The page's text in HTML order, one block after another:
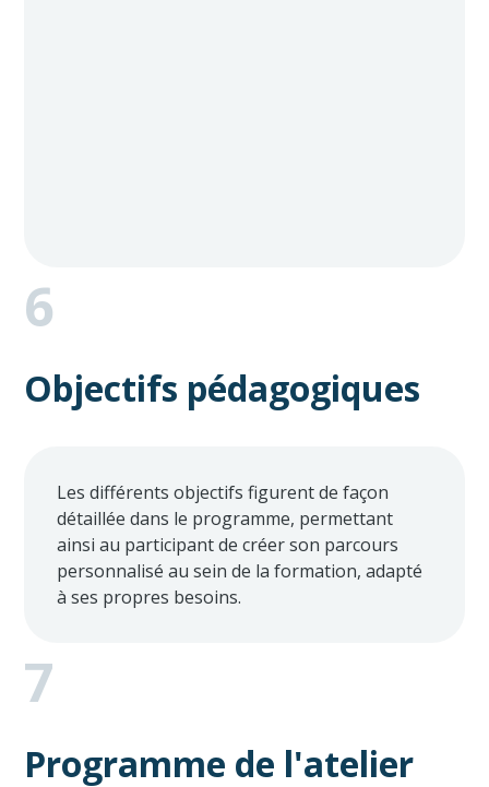
6
Objectifs pédagogiques
Les différents objectifs figurent de façon
détaillée dans le programme, permettant
ainsi au participant de créer son parcours
personnalisé au sein de la formation, adapté
à ses propres besoins.
7
Programme de l'atelier